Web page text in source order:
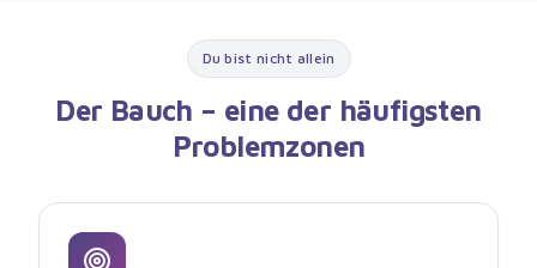
Du bist nicht allein
Der Bauch – eine der häufigsten
Problemzonen